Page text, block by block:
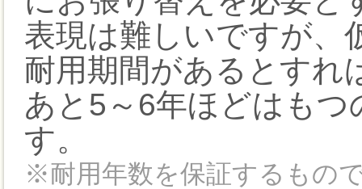
表現は難しいですが、
耐用期間があるとすれ
あと5～6年ほどはも
す。
※耐用年数を保証するもの